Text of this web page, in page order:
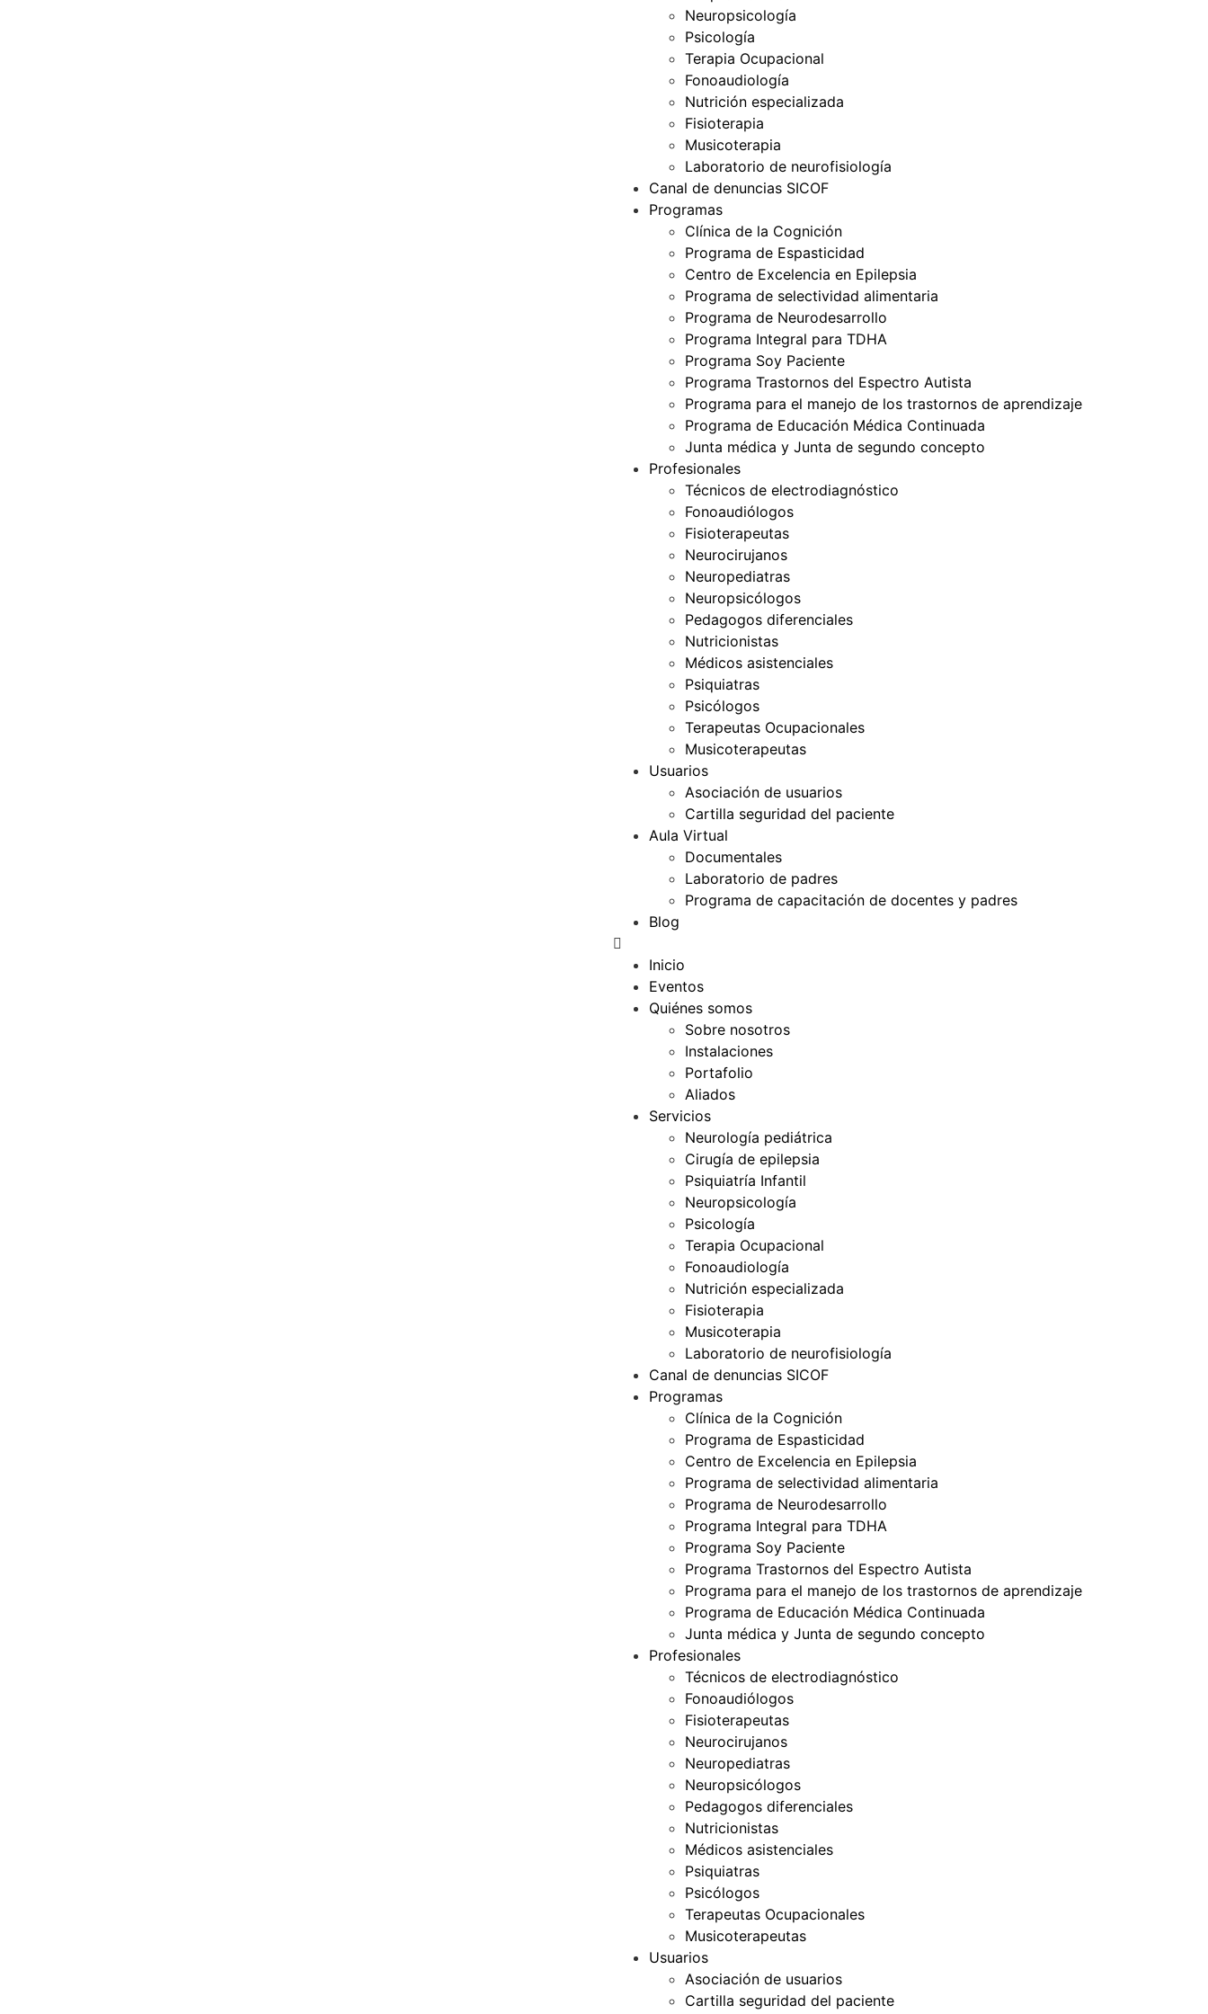
Neuropsicología
Psicología
Terapia Ocupacional
Fonoaudiología
Nutrición especializada
Fisioterapia
Musicoterapia
Laboratorio de neurofisiología
Canal de denuncias SICOF
Programas
Clínica de la Cognición
Programa de Espasticidad
Centro de Excelencia en Epilepsia
Programa de selectividad alimentaria
Programa de Neurodesarrollo
Programa Integral para TDHA
Programa Soy Paciente
Programa Trastornos del Espectro Autista
Programa para el manejo de los trastornos de aprendizaje
Programa de Educación Médica Continuada
Junta médica y Junta de segundo concepto
Profesionales
Técnicos de electrodiagnóstico
Fonoaudiólogos
Fisioterapeutas
Neurocirujanos
Neuropediatras
Neuropsicólogos
Pedagogos diferenciales
Nutricionistas
Médicos asistenciales
Psiquiatras
Psicólogos
Terapeutas Ocupacionales
Musicoterapeutas
Usuarios
Asociación de usuarios
Cartilla seguridad del paciente
Aula Virtual
Documentales
Laboratorio de padres
Programa de capacitación de docentes y padres
Blog
Inicio
Eventos
Quiénes somos
Sobre nosotros
Instalaciones
Portafolio
Aliados
Servicios
Neurología pediátrica
Cirugía de epilepsia
Psiquiatría Infantil
Neuropsicología
Psicología
Terapia Ocupacional
Fonoaudiología
Nutrición especializada
Fisioterapia
Musicoterapia
Laboratorio de neurofisiología
Canal de denuncias SICOF
Programas
Clínica de la Cognición
Programa de Espasticidad
Centro de Excelencia en Epilepsia
Programa de selectividad alimentaria
Programa de Neurodesarrollo
Programa Integral para TDHA
Programa Soy Paciente
Programa Trastornos del Espectro Autista
Programa para el manejo de los trastornos de aprendizaje
Programa de Educación Médica Continuada
Junta médica y Junta de segundo concepto
Profesionales
Técnicos de electrodiagnóstico
Fonoaudiólogos
Fisioterapeutas
Neurocirujanos
Neuropediatras
Neuropsicólogos
Pedagogos diferenciales
Nutricionistas
Médicos asistenciales
Psiquiatras
Psicólogos
Terapeutas Ocupacionales
Musicoterapeutas
Usuarios
Asociación de usuarios
Cartilla seguridad del paciente